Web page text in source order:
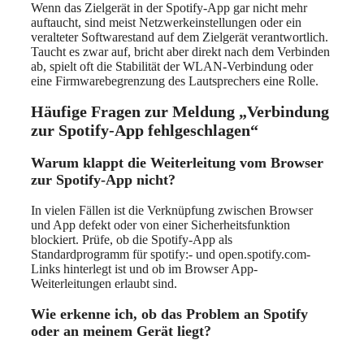
Wenn das Zielgerät in der Spotify-App gar nicht mehr
auftaucht, sind meist Netzwerkeinstellungen oder ein
veralteter Softwarestand auf dem Zielgerät verantwortlich.
Taucht es zwar auf, bricht aber direkt nach dem Verbinden
ab, spielt oft die Stabilität der WLAN-Verbindung oder
eine Firmwarebegrenzung des Lautsprechers eine Rolle.
Häufige Fragen zur Meldung „Verbindung
zur Spotify-App fehlgeschlagen“
Warum klappt die Weiterleitung vom Browser
zur Spotify-App nicht?
In vielen Fällen ist die Verknüpfung zwischen Browser
und App defekt oder von einer Sicherheitsfunktion
blockiert. Prüfe, ob die Spotify-App als
Standardprogramm für spotify:- und open.spotify.com-
Links hinterlegt ist und ob im Browser App-
Weiterleitungen erlaubt sind.
Wie erkenne ich, ob das Problem an Spotify
oder an meinem Gerät liegt?